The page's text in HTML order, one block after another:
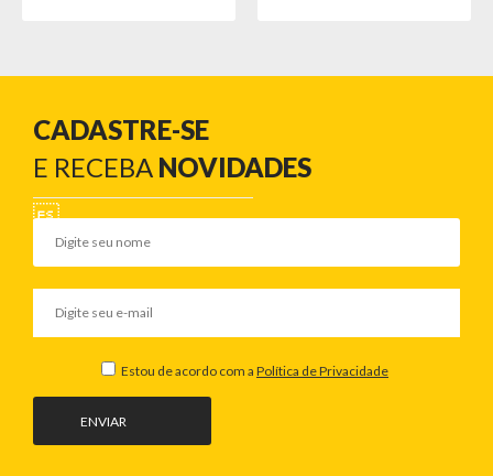
CADASTRE-SE
E RECEBA NOVIDADES
ENVIAR
Estou de acordo com a Política de Privacidade